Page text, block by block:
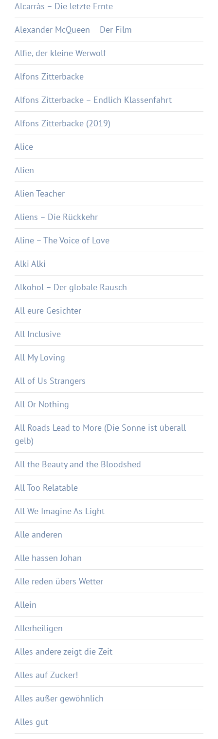
Alcarràs – Die letzte Ernte
Alexander McQueen – Der Film
Alfie, der kleine Werwolf
Alfons Zitterbacke
Alfons Zitterbacke – Endlich Klassenfahrt
Alfons Zitterbacke (2019)
Alice
Alien
Alien Teacher
Aliens – Die Rückkehr
Aline – The Voice of Love
Alki Alki
Alkohol – Der globale Rausch
All eure Gesichter
All Inclusive
All My Loving
All of Us Strangers
All Or Nothing
All Roads Lead to More (Die Sonne ist überall
gelb)
All the Beauty and the Bloodshed
All Too Relatable
All We Imagine As Light
Alle anderen
Alle hassen Johan
Alle reden übers Wetter
Allein
Allerheiligen
Alles andere zeigt die Zeit
Alles auf Zucker!
Alles außer gewöhnlich
Alles gut